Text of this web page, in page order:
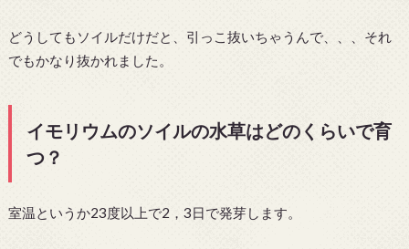
どうしてもソイルだけだと、引っこ抜いちゃうんで、、、それ
でもかなり抜かれました。
イモリウムのソイルの水草はどのくらいで育
つ？
室温というか23度以上で2，3日で発芽します。